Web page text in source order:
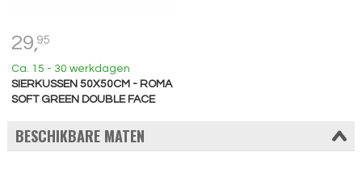
29,95
Ca. 15 - 30 werkdagen
SIERKUSSEN 50X50CM - ROMA
SOFT GREEN DOUBLE FACE
BESCHIKBARE MATEN